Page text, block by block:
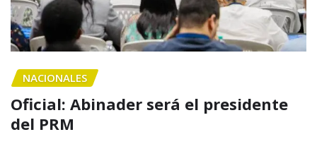
NACIONALES
Oficial: Abinader será el presidente
del PRM